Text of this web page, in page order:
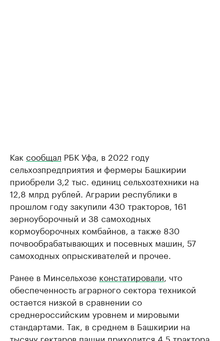
Как сообщал РБК Уфа, в 2022 году
сельхозпредприятия и фермеры Башкирии
приобрели 3,2 тыс. единиц сельхозтехники на
12,8 млрд рублей. Аграрии республики в
прошлом году закупили 430 тракторов, 161
зерноуборочный и 38 самоходных
кормоуборочных комбайнов, а также 830
почвообрабатывающих и посевных машин, 57
самоходных опрыскивателей и прочее.
Ранее в Минсельхозе констатировали, что
обеспеченность аграрного сектора техникой
остается низкой в сравнении со
среднероссийским уровнем и мировыми
стандартами. Так, в среднем в Башкирии на
тысячу гектаров пашни приходится 4,5 трактора